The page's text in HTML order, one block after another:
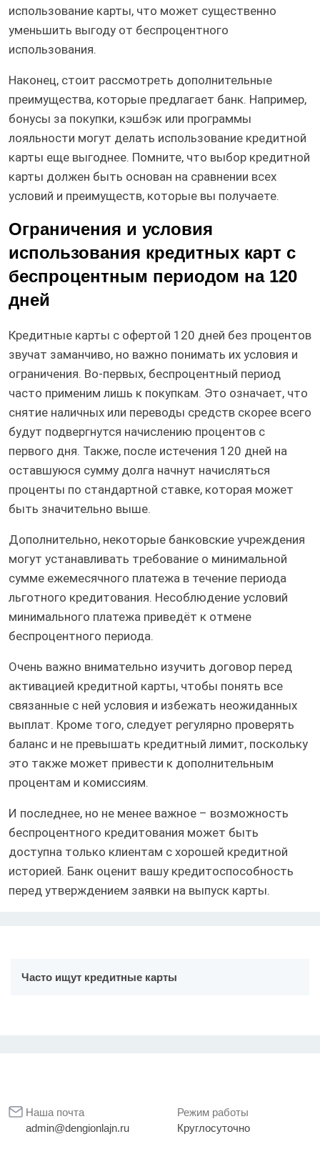
использование карты, что может существенно
уменьшить выгоду от беспроцентного
использования.
Наконец, стоит рассмотреть дополнительные
преимущества, которые предлагает банк. Например,
бонусы за покупки, кэшбэк или программы
лояльности могут делать использование кредитной
карты еще выгоднее. Помните, что выбор кредитной
карты должен быть основан на сравнении всех
условий и преимуществ, которые вы получаете.
Ограничения и условия
использования кредитных карт с
беспроцентным периодом на 120
дней
Кредитные карты с офертой 120 дней без процентов
звучат заманчиво, но важно понимать их условия и
ограничения. Во-первых, беспроцентный период
часто применим лишь к покупкам. Это означает, что
снятие наличных или переводы средств скорее всего
будут подвергнутся начислению процентов с
первого дня. Также, после истечения 120 дней на
оставшуюся сумму долга начнут начисляться
проценты по стандартной ставке, которая может
быть значительно выше.
Дополнительно, некоторые банковские учреждения
могут устанавливать требование о минимальной
сумме ежемесячного платежа в течение периода
льготного кредитования. Несоблюдение условий
минимального платежа приведёт к отмене
беспроцентного периода.
Очень важно внимательно изучить договор перед
активацией кредитной карты, чтобы понять все
связанные с ней условия и избежать неожиданных
выплат. Кроме того, следует регулярно проверять
баланс и не превышать кредитный лимит, поскольку
это также может привести к дополнительным
процентам и комиссиям.
И последнее, но не менее важное – возможность
беспроцентного кредитования может быть
доступна только клиентам с хорошей кредитной
историей. Банк оценит вашу кредитоспособность
перед утверждением заявки на выпуск карты.
Часто ищут кредитные карты
Наша почта
admin@dengionlajn.ru
Режим работы
Круглосуточно